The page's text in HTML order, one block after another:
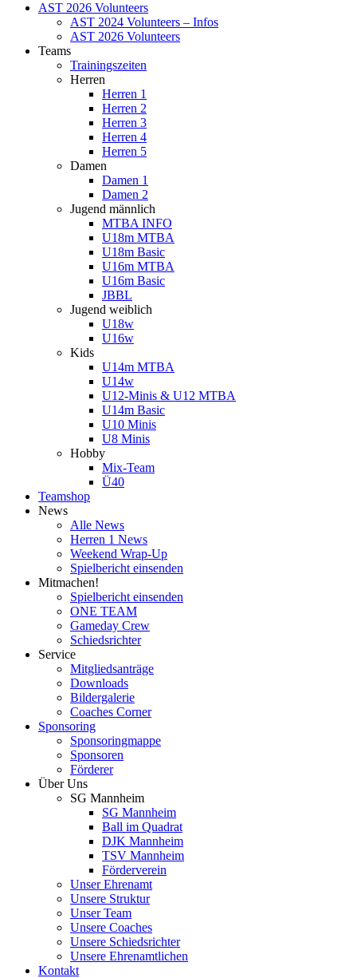
AST 2026 Volunteers
AST 2024 Volunteers – Infos
AST 2026 Volunteers
Teams
Trainingszeiten
Herren
Herren 1
Herren 2
Herren 3
Herren 4
Herren 5
Damen
Damen 1
Damen 2
Jugend männlich
MTBA INFO
U18m MTBA
U18m Basic
U16m MTBA
U16m Basic
JBBL
Jugend weiblich
U18w
U16w
Kids
U14m MTBA
U14w
U12-Minis & U12 MTBA
U14m Basic
U10 Minis
U8 Minis
Hobby
Mix-Team
Ü40
Teamshop
News
Alle News
Herren 1 News
Weekend Wrap-Up
Spielbericht einsenden
Mitmachen!
Spielbericht einsenden
ONE TEAM
Gameday Crew
Schiedsrichter
Service
Mitgliedsanträge
Downloads
Bildergalerie
Coaches Corner
Sponsoring
Sponsoringmappe
Sponsoren
Förderer
Über Uns
SG Mannheim
SG Mannheim
Ball im Quadrat
DJK Mannheim
TSV Mannheim
Förderverein
Unser Ehrenamt
Unsere Struktur
Unser Team
Unsere Coaches
Unsere Schiedsrichter
Unsere Ehrenamtlichen
Kontakt